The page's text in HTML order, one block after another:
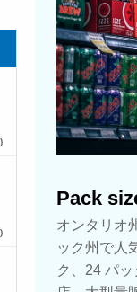
Pack
オンタリオ
ック州で人
ク、24 パ